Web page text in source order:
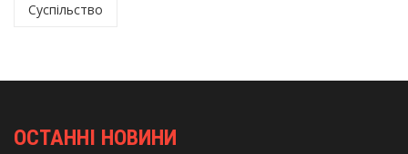
Суспільство
ОСТАННІ НОВИНИ